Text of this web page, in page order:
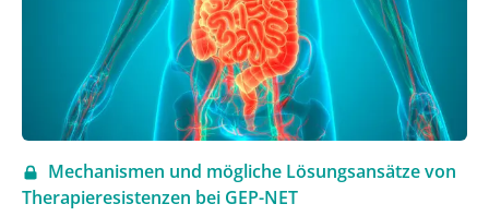
Mechanismen und mögliche Lösungsansätze von
Therapieresistenzen bei GEP-NET